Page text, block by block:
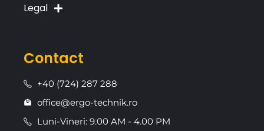
Legal
Contact
+40 (724) 287 288
office@ergo-technik.ro
Luni-Vineri: 9.00 AM - 4.00 PM